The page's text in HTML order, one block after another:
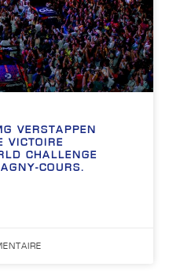
VERSTAPPEN
VICTOIRE
CHALLENGE
COURS.